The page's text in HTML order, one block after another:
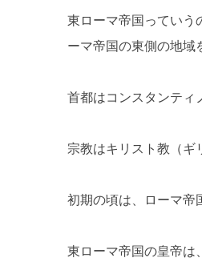
東ローマ帝国っていう
ーマ帝国の東側の地域
首都はコンスタンティ
宗教はキリスト教（ギ
初期の頃は、ローマ帝
東ローマ帝国の皇帝は